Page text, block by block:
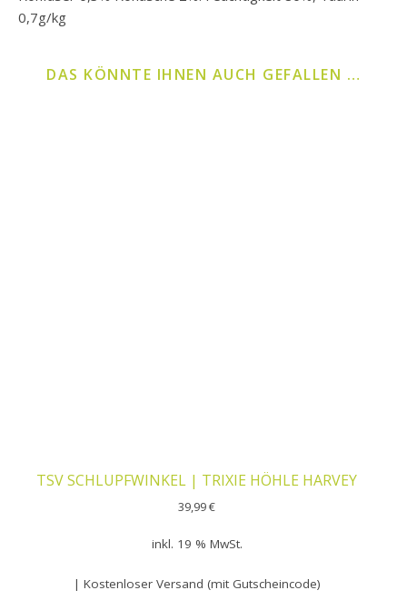
0,7g/kg
DAS KÖNNTE IHNEN AUCH GEFALLEN …
TSV SCHLUPFWINKEL | TRIXIE HÖHLE HARVEY
39,99€
inkl. 19 % MwSt.
| Kostenloser Versand (mit Gutscheincode)